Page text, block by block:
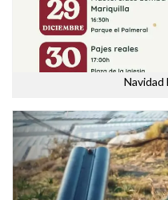
Navidad